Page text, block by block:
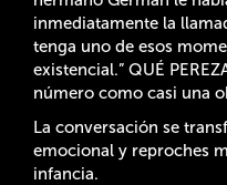
inmediatamente la
tenga uno de esos
existencial.” QUÉ
número como casi una
La conversación se
emocional y reproches
infancia.